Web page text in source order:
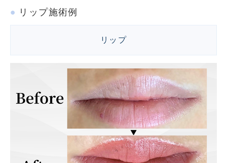
リップ施術例
リップ